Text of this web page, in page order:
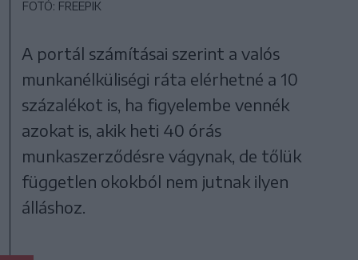
FOTÓ: FREEPIK
A portál számításai szerint a valós
munkanélküliségi ráta elérhetné a 10
százalékot is, ha figyelembe vennék
azokat is, akik heti 40 órás
munkaszerződésre vágynak, de tőlük
független okokból nem jutnak ilyen
álláshoz.